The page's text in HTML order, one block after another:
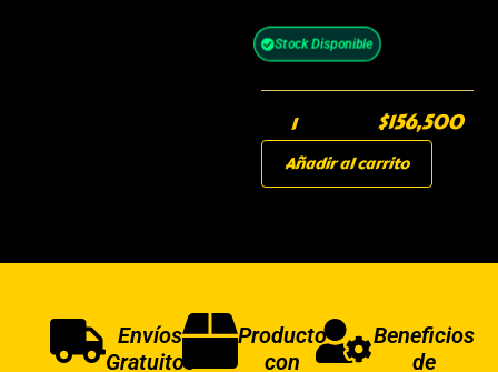
Stock Disponible
$156,500
Añadir al carrito
Envíos
Gratuitos
Producto
con
Beneficios
de